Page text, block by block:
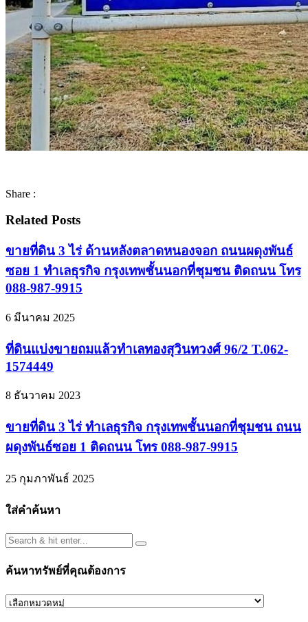
Share :
Related Posts
ขายที่ดิน 3 ไร่ ด้านหลังตลาดหนองจอก ถนนผดุงพันธ์
ซอย 1 ทำเลธุรกิจ กรุงเทพชั้นนอกที่ชุมชน ติดถนน โทร
088-987-9915
6 มีนาคม 2025
ที่ดินแบ่งขายถมแล้วทำเลทองสุวินทวงศ์ 96/2 T.062-
1574449
8 ธันวาคม 2023
ขายที่ดิน 3 ไร่ ทำเลธุรกิจ กรุงเทพชั้นนอกที่ชุมชน ถนน
ผดุงพันธ์ซอย 1 ติดถนน โทร 088-987-9915
25 กุมภาพันธ์ 2025
ใส่คำค้นหา
ค้นหาทรัพย์ที่คุณต้องการ
ค้นหา